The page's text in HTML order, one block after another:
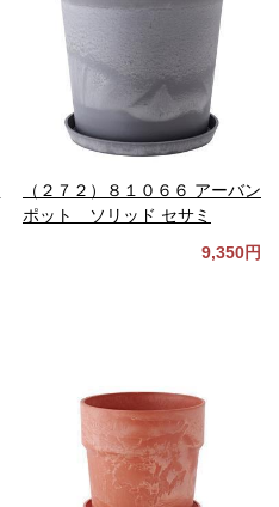
（２７２）８１０６６ アーバン
ポット ソリッド セサミ
9,350円